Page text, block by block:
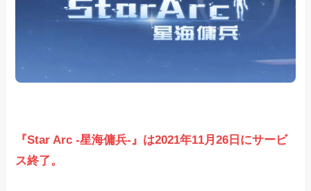
『Star Arc -星海傭兵-』は2021年11月26日にサービ
ス終了。